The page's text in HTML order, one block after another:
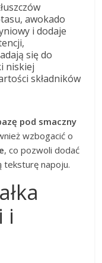
awokado
i dodaje
się do
niskiej
składników
pod smaczny
wzbogacić o
, co pozwoli dodać
teksturę napoju.
i